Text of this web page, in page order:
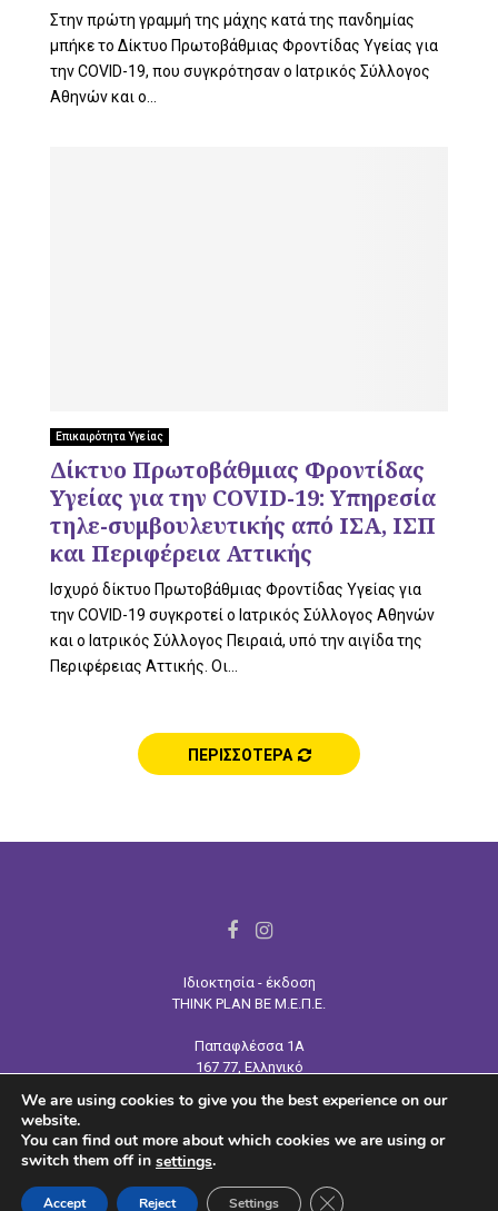
Στην πρώτη γραμμή της μάχης κατά της πανδημίας
μπήκε το Δίκτυο Πρωτοβάθμιας Φροντίδας Υγείας για
την COVID-19, που συγκρότησαν ο Ιατρικός Σύλλογος
Αθηνών και ο...
Επικαιρότητα Υγείας
Δίκτυο Πρωτοβάθμιας Φροντίδας
Υγείας για την COVID-19: Υπηρεσία
τηλε-συμβουλευτικής από ΙΣΑ, ΙΣΠ
και Περιφέρεια Αττικής
Ισχυρό δίκτυο Πρωτοβάθμιας Φροντίδας Υγείας για
την COVID-19 συγκροτεί ο Ιατρικός Σύλλογος Αθηνών
και ο Ιατρικός Σύλλογος Πειραιά, υπό την αιγίδα της
Περιφέρειας Αττικής. Οι...
ΠΕΡΙΣΣΟΤΕΡΑ
F
c
b
o
o
k
I
s
a
g
r
a
Ιδιοκτησία - έκδοση
THINK PLAN BE Μ.Ε.Π.Ε.
Παπαφλέσσα 1Α
167 77, Ελληνικό
Email: info@tpb.gr
www.tpb.gr
We are using cookies to give you the best experience on our
website.
You can find out more about which cookies we are using or
switch them off in settings.
Accept Reject Settings CLOSE GDPR COOKIE